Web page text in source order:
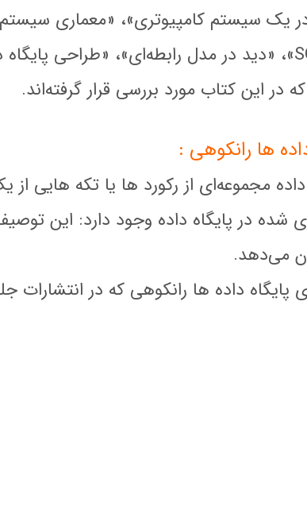
یک سیستم کامپیوتری»، «معماری سیستم
»، «دید در مدل رابطه‌ای»، «طراحی
این کتاب مورد بررسی قرار گرفته‌اند.
ها رانکوهی :
مجموعه‌ای از رکورد ها یا تکه
در پایگاه داده وجود دارد: این
می‌‌دهد.
داده ها رانکوهی که در انتشارات